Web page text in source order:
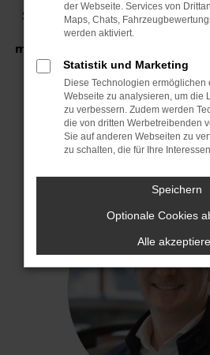
Seit 2001 führen die
Thomas Niedermayer die
markenfreien Autohauses.
kontinuierlich
vor allem in die
unserer
Die
Vorrang!
der Webseite. Services von
Maps, Chats,
werden aktiviert.
Statistik und Marketing
Diese Technologien ermöglichen
Webseite zu analysieren, um die
zu verbessern. Zudem werden
die von dritten Werbetreibenden
Sie auf anderen Webseiten zu
zu schalten, die für Ihre
Speichern
Optionale Cookies
Alle